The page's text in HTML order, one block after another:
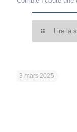
Lire la
3 mars 2025